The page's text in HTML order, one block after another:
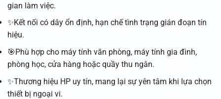
gian làm việc.
✨Kết nối có dây ổn định, hạn chế tình trạng gián đoạn tín
hiệu.
🎯Phù hợp cho máy tính văn phòng, máy tính gia đình,
phòng học, cửa hàng hoặc quầy thu ngân.
✨Thương hiệu HP uy tín, mang lại sự yên tâm khi lựa chọn
thiết bị ngoại vi.